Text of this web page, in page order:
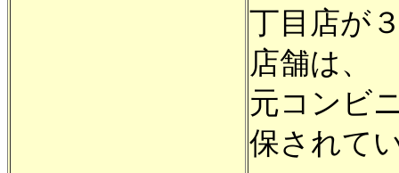
丁目店が
店舗は、
元コンビ
保されて